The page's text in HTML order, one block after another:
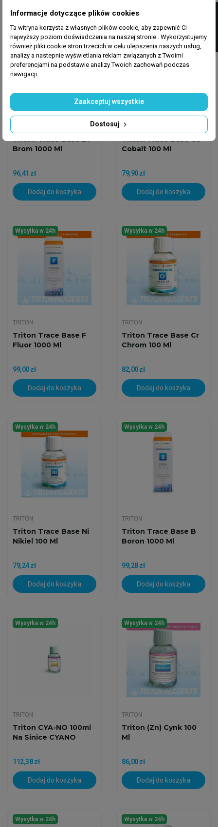
Wysyłka w 24h
Triton Trace Base Br
Brom 1000 Ml
96,41 zł
Dodaj do koszyka
Wysyłka w 24h
TRITON
Triton Trace Base Co
Cobalt 100 Ml
79,90 zł
Dodaj do koszyka
Wysyłka w 24h
TRITON
Triton Trace Base F
Fluor 1000 Ml
99,00 zł
Dodaj do koszyka
Wysyłka w 24h
TRITON
Triton Trace Base Cr
Chrom 100 Ml
82,00 zł
Dodaj do koszyka
Wysyłka w 24h
TRITON
Triton Trace Base Ni
Nikiel 100 Ml
79,24 zł
Dodaj do koszyka
Wysyłka w 24h
TRITON
Triton Trace Base B
Boron 1000 Ml
99,28 zł
Dodaj do koszyka
Wysyłka w 24h
TRITON
Triton CYA-NO 100ml
Na Sinice CYANO
112,38 zł
Dodaj do koszyka
Wysyłka w 24h
TRITON
Triton (zn) Cynk 100
Ml
86,00 zł
Dodaj do koszyka
Wysyłka w 24h Wysyłka w 24h
Informacje dotyczące plików cookies
Ta witryna korzysta z własnych plików cookie, aby zapewnić Ci
najwyższy poziom doświadczenia na naszej stronie . Wykorzystujemy
również pliki cookie stron trzecich w celu ulepszenia naszych usług,
analizy a nastepnie wyświetlania reklam związanych z Twoimi
preferencjami na podstawie analizy Twoich zachowań podczas
nawigacji.
Dostosuj
Zaakceptuj wszystkie